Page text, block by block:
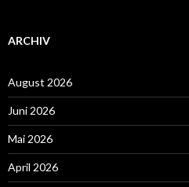
ARCHIV
August 2026
Juni 2026
Mai 2026
April 2026